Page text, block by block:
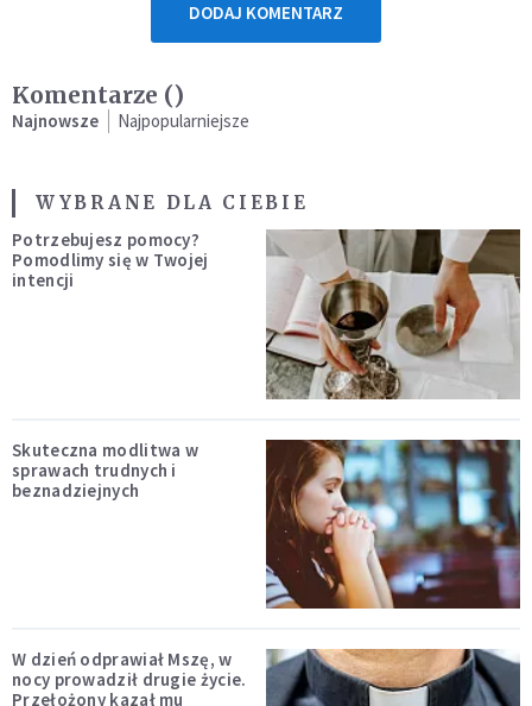
DODAJ KOMENTARZ
Komentarze ()
Najnowsze Najpopularniejsze
WYBRANE DLA CIEBIE
Potrzebujesz pomocy?
Pomodlimy się w Twojej
intencji
Skuteczna modlitwa w
sprawach trudnych i
beznadziejnych
W dzień odprawiał Mszę, w
nocy prowadził drugie życie.
Przełożony kazał mu